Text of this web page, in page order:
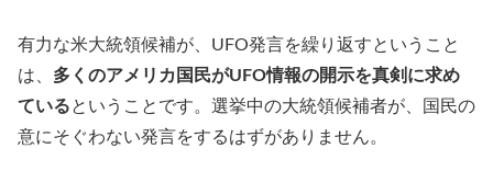
有力な米大統領候補が、UFO発言を繰り返すということ
は、 多くのアメリカ国民がUFO情報の開示を真剣に求め
ているということです。選挙中の大統領候補者が、国民の
意にそぐわない発言をするはずがありません。